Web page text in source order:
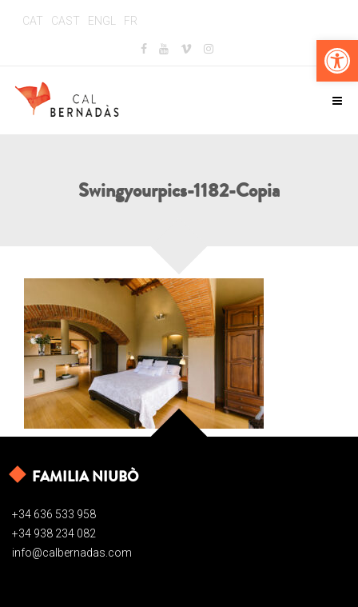
CAT CAST ENGL FR
Swingyourpics-1182-Copia
FAMILIA NIUBÒ
+34 636 533 958
+34 938 234 082
info@calbernadas.com